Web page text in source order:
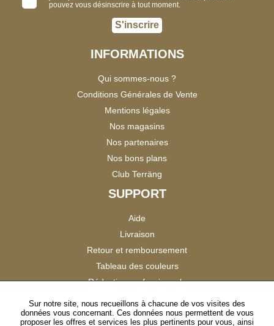
pouvez vous désinscrire à tout moment.
S'inscrire
INFORMATIONS
Qui sommes-nous ?
Conditions Générales de Vente
Mentions légales
Nos magasins
Nos partenaires
Nos bons plans
Club Terräng
SUPPORT
Aide
Livraison
Retour et remboursement
Tableau des couleurs
Réduction professionnels
Satisfaction Clients
Sur notre site, nous recueillons à chacune de vos visites des
données vous concernant. Ces données nous permettent de vous
proposer les offres et services les plus pertinents pour vous, ainsi